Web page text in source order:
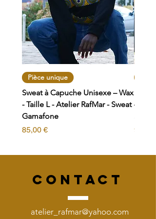
Pièce unique
Sweat à Capuche Unisexe – Wax
- Taille L - Atelier RafMar - Sweat
Gamafone
Prix
85,00 €
–
Prix
95,00 €
CONTACT
atelier_rafmar@yahoo.com